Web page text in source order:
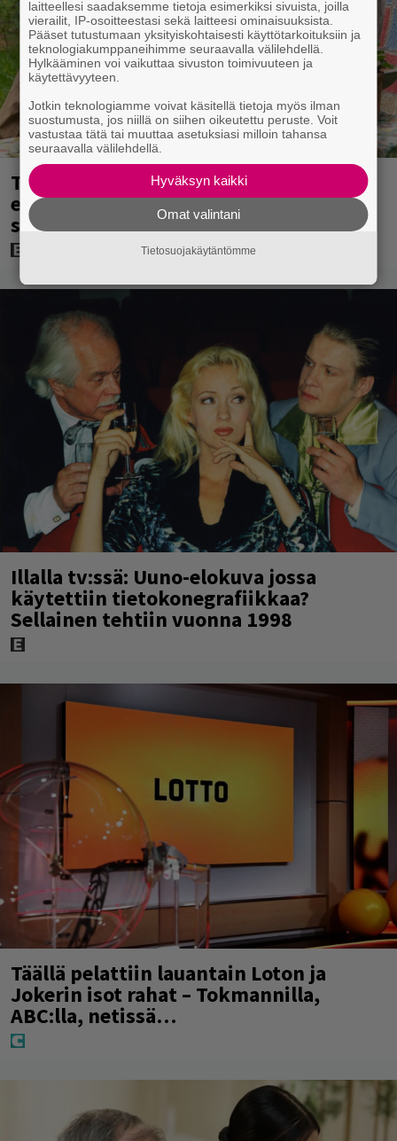
Tänään tv:ssä: Koskettava kotimainen
elokuva vuodelta 2020 – ”Tehty isolla
sydämellä”
Illalla tv:ssä: Uuno-elokuva jossa
käytettiin tietokonegrafiikkaa?
Sellainen tehtiin vuonna 1998
Täällä pelattiin lauantain Loton ja
Jokerin isot rahat – Tokmannilla,
ABC:lla, netissä…
laitteellesi saadaksemme tietoja esimerkiksi sivuista, joilla
vierailit, IP-osoitteestasi sekä laitteesi ominaisuuksista.
Pääset tutustumaan yksityiskohtaisesti käyttötarkoituksiin ja
teknologiakumppaneihimme seuraavalla välilehdellä.
Hylkääminen voi vaikuttaa sivuston toimivuuteen ja
käytettävyyteen.
Jotkin teknologiamme voivat käsitellä tietoja myös ilman
suostumusta, jos niillä on siihen oikeutettu peruste. Voit
vastustaa tätä tai muuttaa asetuksiasi milloin tahansa
seuraavalla välilehdellä.
Hyväksyn kaikki
Omat valintani
Tietosuojakäytäntömme